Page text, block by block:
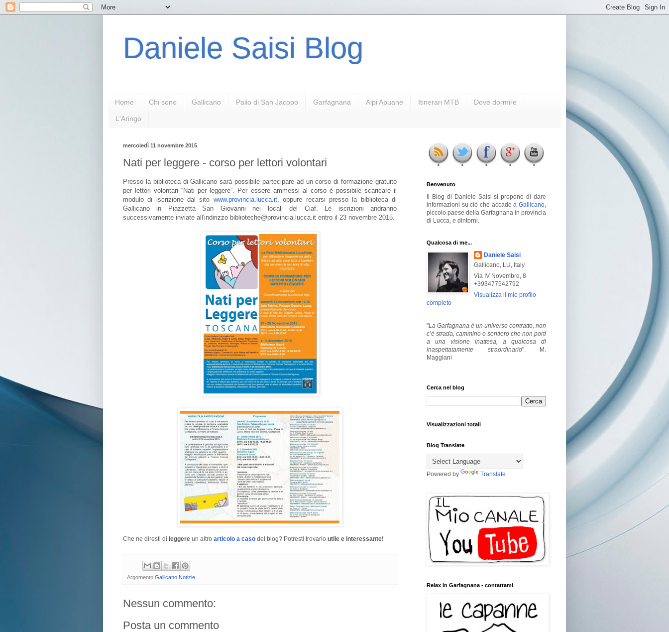
Daniele Saisi Blog
Home Chi sono Gallicano Palio di San Jacopo Garfagnana Alpi Apuane Itinerari MTB Dove dormire
L'Aringo
mercoledì 11 novembre 2015
Nati per leggere - corso per lettori volontari
Presso la biblioteca di Gallicano sarà possibile partecipare ad un corso di formazione gratuito
per lettori volontari “Nati per leggere”. Per essere ammessi al corso è possibile scaricare il
modulo di iscrizione dal sito www.provincia.lucca.it, oppure recarsi presso la biblioteca di
Gallicano in Piazzetta San Giovanni nei locali del Ciaf. Le iscrizioni andranno
successivamente inviate all'indirizzo biblioteche@provincia.lucca.it entro il 23 novembre 2015.
Che ne diresti di leggere un altro articolo a caso del blog? Potresti trovarlo utile e interessante!
Argomento Gallicano Notizie
Nessun commento:
Posta un commento
Benvenuto
Il Blog di Daniele Saisi si propone di dare
informazioni su ciò che accade a Gallicano
piccolo paese della Garfagnana in provincia
di Lucca, e dintorni.
Qualcosa di me...
Daniele Saisi
Gallicano, LU, Italy
Via IV Novembre, 8
+393477542792
Visualizza il mio profilo
completo
"La Garfagnana è un universo contratto, non
c’è strada, cammino o sentiero che non porti
a una visione inattesa, a qualcosa di
inaspettatamente straordinario". M.
Maggiani
Cerca nel blog
Visualizzazioni totali
Blog Translate
Powered by Translate
Relax in Garfagnana - contattami